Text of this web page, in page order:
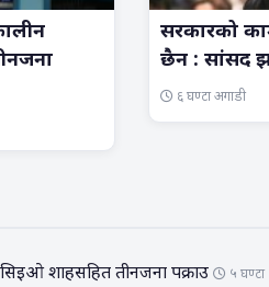
सरकारको
छैन : सांसद
६ घण्टा अगाडी
शाहसहित तीनजना पक्राउ
५ घण्टा